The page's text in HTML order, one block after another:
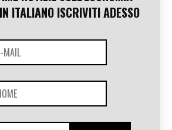
ITALIANO ISCRIVITI ADESSO